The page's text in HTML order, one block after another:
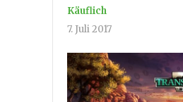
Käuflich
7. Juli 2017